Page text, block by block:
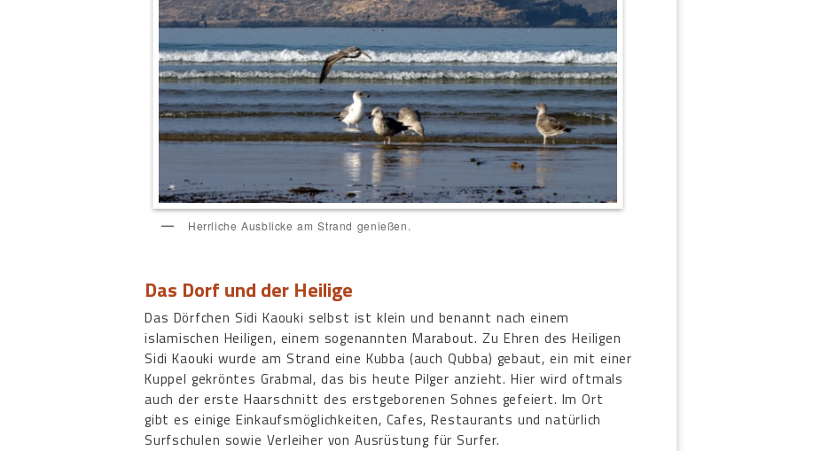
Herrliche Ausblicke am Strand genießen.
Das Dorf und der Heilige
Das Dörfchen Sidi Kaouki selbst ist klein und benannt nach einem
islamischen Heiligen, einem sogenannten Marabout. Zu Ehren des Heiligen
Sidi Kaouki wurde am Strand eine Kubba (auch Qubba) gebaut, ein mit einer
Kuppel gekröntes Grabmal, das bis heute Pilger anzieht. Hier wird oftmals
auch der erste Haarschnitt des erstgeborenen Sohnes gefeiert. Im Ort
gibt es einige Einkaufsmöglichkeiten, Cafes, Restaurants und natürlich
Surfschulen sowie Verleiher von Ausrüstung für Surfer.